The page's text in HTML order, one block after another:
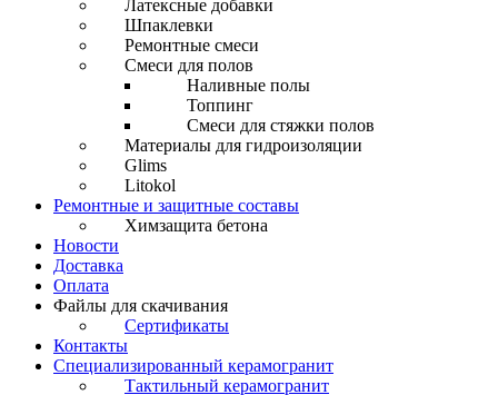
Латексные добавки
Шпаклевки
Ремонтные смеси
Смеси для полов
Наливные полы
Топпинг
Смеси для стяжки полов
Материалы для гидроизоляции
Glims
Litokol
Ремонтные и защитные составы
Химзащита бетона
Новости
Доставка
Оплата
Файлы для скачивания
Сертификаты
Контакты
Специализированный керамогранит
Тактильный керамогранит